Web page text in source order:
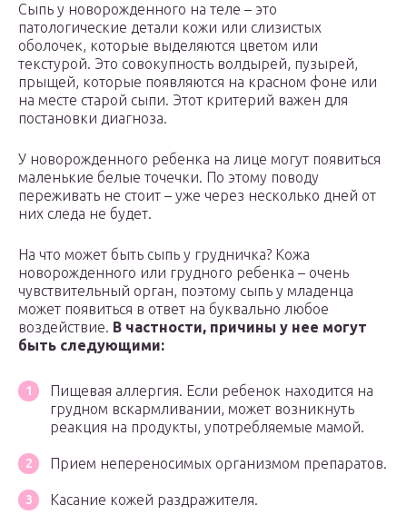
Сыпь у новорожденного на теле – это
патологические детали кожи или слизистых
оболочек, которые выделяются цветом или
текстурой. Это совокупность волдырей, пузырей,
прыщей, которые появляются на красном фоне или
на месте старой сыпи. Этот критерий важен для
постановки диагноза.
У новорожденного ребенка на лице могут появиться
маленькие белые точечки. По этому поводу
переживать не стоит – уже через несколько дней от
них следа не будет.
На что может быть сыпь у грудничка? Кожа
новорожденного или грудного ребенка – очень
чувствительный орган, поэтому сыпь у младенца
может появиться в ответ на буквально любое
воздействие. В частности, причины у нее могут
быть следующими:
Пищевая аллергия. Если ребенок находится на
грудном вскармливании, может возникнуть
реакция на продукты, употребляемые мамой.
Прием непереносимых организмом препаратов.
Касание кожей раздражителя.